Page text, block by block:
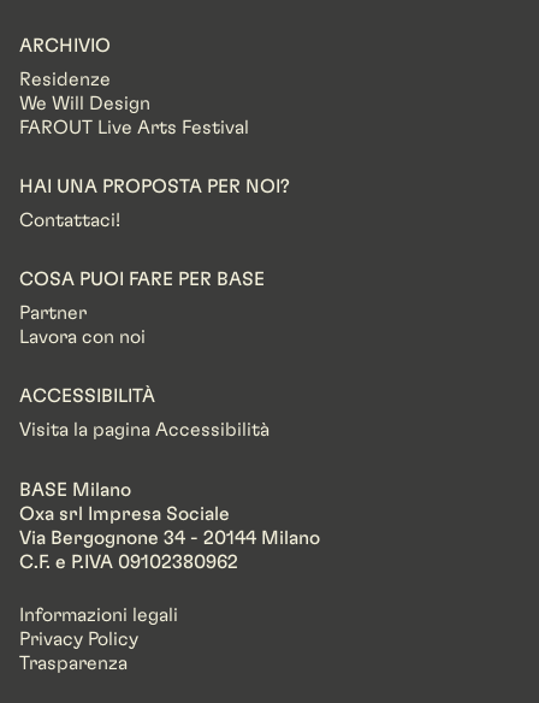
ARCHIVIO
Residenze
We Will Design
FAROUT Live Arts Festival
HAI UNA PROPOSTA PER NOI?
Contattaci!
COSA PUOI FARE PER BASE
Partner
Lavora con noi
ACCESSIBILITÀ
Visita la pagina Accessibilità
BASE Milano
Oxa srl Impresa Sociale
Via Bergognone 34 - 20144 Milano
C.F. e P.IVA 09102380962
Informazioni legali
Privacy Policy
Trasparenza